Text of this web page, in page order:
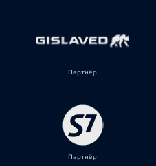
Партнёр
Партнёр